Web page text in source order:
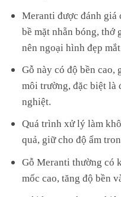
Meranti được đánh giá
bề mặt nhẵn bóng, thớ
nên ngoại hình đẹp mắt.
Gỗ này có độ bền cao,
môi trường, đặc biệt là
nghiệt.
Quá trình xử lý làm
quả, giữ cho độ ẩm
Gỗ Meranti thường có
mốc cao, tăng độ bền